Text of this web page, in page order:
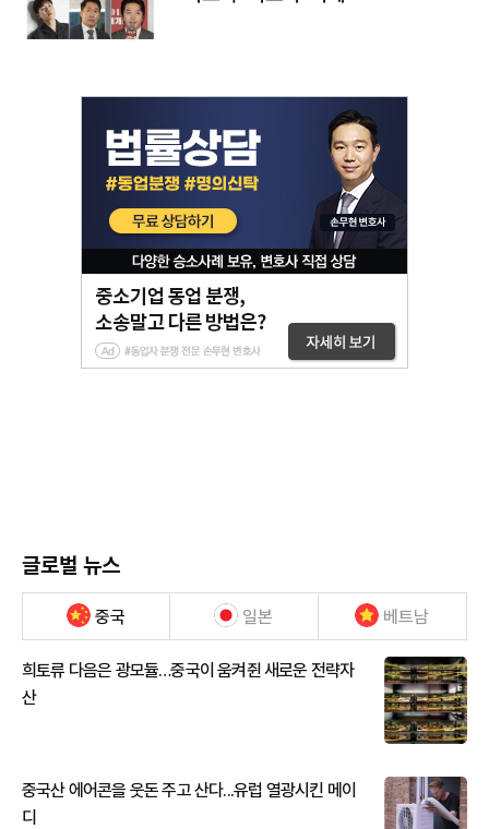
글로벌 뉴스
중국 일본 베트남
희토류 다음은 광모듈…중국이 움켜쥔 새로운 전략자
산
중국산 에어콘을 웃돈 주고 산다...유럽 열광시킨 메이
디